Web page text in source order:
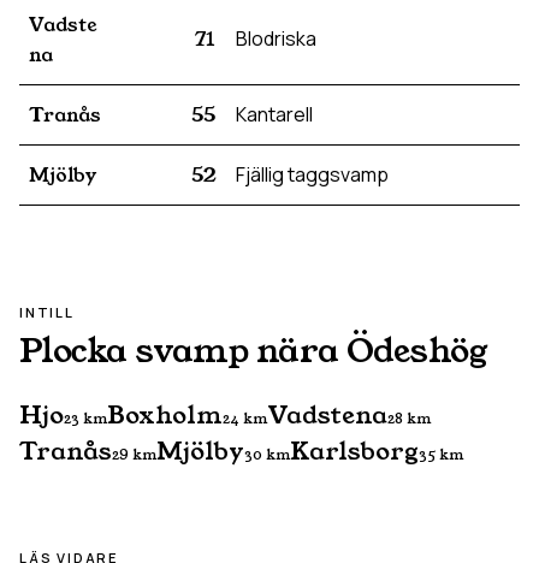
Vadste
na
71 Blodriska
Tranås 55 Kantarell
Mjölby 52 Fjällig taggsvamp
INTILL
Plocka svamp nära Ödeshög
Hjo23 kmBoxholm24 kmVadstena28 km
Tranås29 kmMjölby30 kmKarlsborg35km
LÄS VIDARE